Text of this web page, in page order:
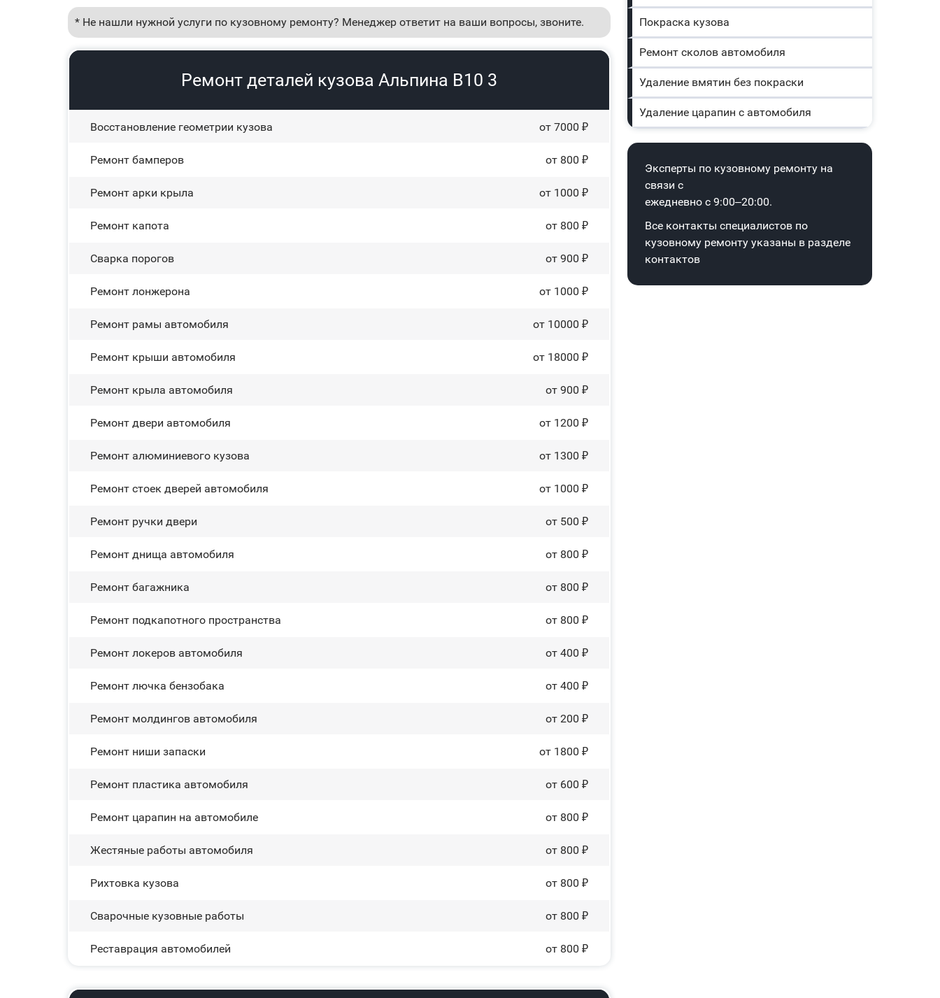
* Не нашли нужной услуги по кузовному ремонту? Менеджер ответит на ваши вопросы, звоните.
Ремонт деталей кузова Альпина В10 3
Восстановление геометрии кузова от 7000 ₽
Ремонт бамперов от 800 ₽
Ремонт арки крыла от 1000 ₽
Ремонт капота от 800 ₽
Сварка порогов от 900 ₽
Ремонт лонжерона от 1000 ₽
Ремонт рамы автомобиля от 10000 ₽
Ремонт крыши автомобиля от 18000 ₽
Ремонт крыла автомобиля от 900 ₽
Ремонт двери автомобиля от 1200 ₽
Ремонт алюминиевого кузова от 1300 ₽
Ремонт стоек дверей автомобиля от 1000 ₽
Ремонт ручки двери от 500 ₽
Ремонт днища автомобиля от 800 ₽
Ремонт багажника от 800 ₽
Ремонт подкапотного пространства от 800 ₽
Ремонт лoĸepoв автомобиля от 400 ₽
Ремонт лючка бензобака от 400 ₽
Ремонт молдингов автомобиля от 200 ₽
Ремонт ниши запаски от 1800 ₽
Ремонт пластика автомобиля от 600 ₽
Ремонт царапин на автомобиле от 800 ₽
Жестяные работы автомобиля от 800 ₽
Рихтовка кузова от 800 ₽
Сварочные кузовные работы от 800 ₽
Реставрация автомобилей от 800 ₽
Покраска кузова
Ремонт сколов автомобиля
Удаление вмятин без покраски
Удаление царапин с автомобиля
Эксперты по кузовному ремонту на
связи с
ежедневно с 9:00–20:00.
Все контакты специалистов по
кузовному ремонту указаны в разделе
контактов